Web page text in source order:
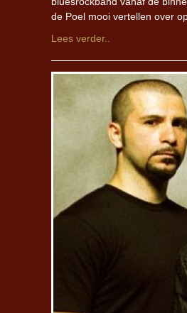
de Poel mooi vertellen over
Lees verder..